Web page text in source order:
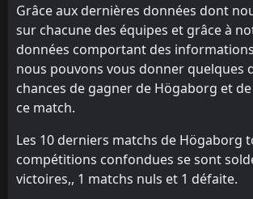
14:00
IFK Norrkoping
FT
07Mar
Hammarby FF
Osters IF
FT
12:00
FT
14:00
21Feb
Osters IF
Orebro SK
Grâce aux dernières données dont
sur chacune des équipes et grâce à
données comportant des
nous pouvons vous donner quelques
chances de gagner de Högaborg et
ce match.
Les 10 derniers matchs de Högaborg
compétitions confondues se sont
victoires,, 1 matchs nuls et 1 défaite.